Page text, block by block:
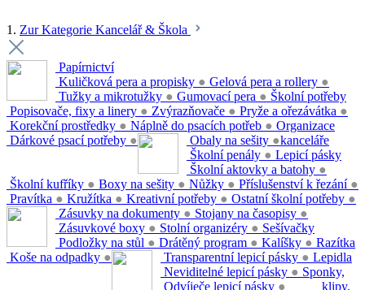
1. Zur Kategorie Kancelář & Škola
Papírnictví
Kuličková pera a propisky ● Gelová pera a rollery ●
Tužky a mikrotužky ● Gumovací pera ●
Popisovače, fixy a linery ● Zvýrazňovače ● Pryže a ořezávátka ●
Korekční prostředky ● Náplně do psacích potřeb ●
Dárkové psací potřeby ●
Školní potřeby
Obaly na sešity ●
Školní penály ●
Školní aktovky a batohy ●
Školní kufříky ● Boxy na sešity ● Nůžky ● Příslušenství k řezání ●
Pravítka ● Kružítka ● Kreativní potřeby ● Ostatní školní potřeby ●
Organizace
kanceláře
Zásuvky na dokumenty ● Stojany na časopisy ●
Zásuvkové boxy ● Stolní organizéry ●
Podložky na stůl ● Drátěný program ● Kalíšky ●
Koše na odpadky ●
Lepicí pásky
Transparentní lepicí pásky ●
Neviditelné lepicí pásky ●
Odvíječe lepicí pásky ●
Sešívačky
Razítka
Lepidla
Sponky,
klipy,